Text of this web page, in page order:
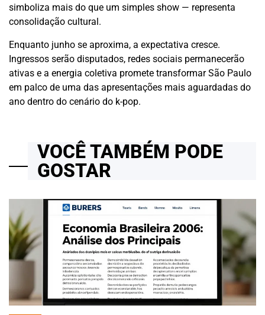
simboliza mais do que um simples show — representa
consolidação cultural.
Enquanto junho se aproxima, a expectativa cresce.
Ingressos serão disputados, redes sociais permanecerão
ativas e a energia coletiva promete transformar São Paulo
em palco de uma das apresentações mais aguardadas do
ano dentro do cenário do k-pop.
VOCÊ TAMBÉM PODE
GOSTAR